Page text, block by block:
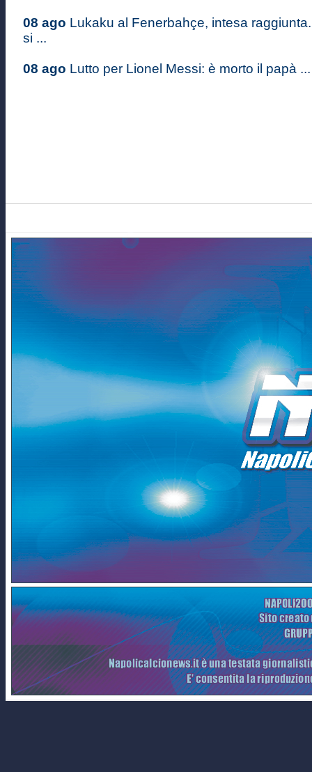
08 ago Lukaku al Fenerbahçe, intesa
si ...
08 ago Lutto per Lionel Messi: è morto il papà ...